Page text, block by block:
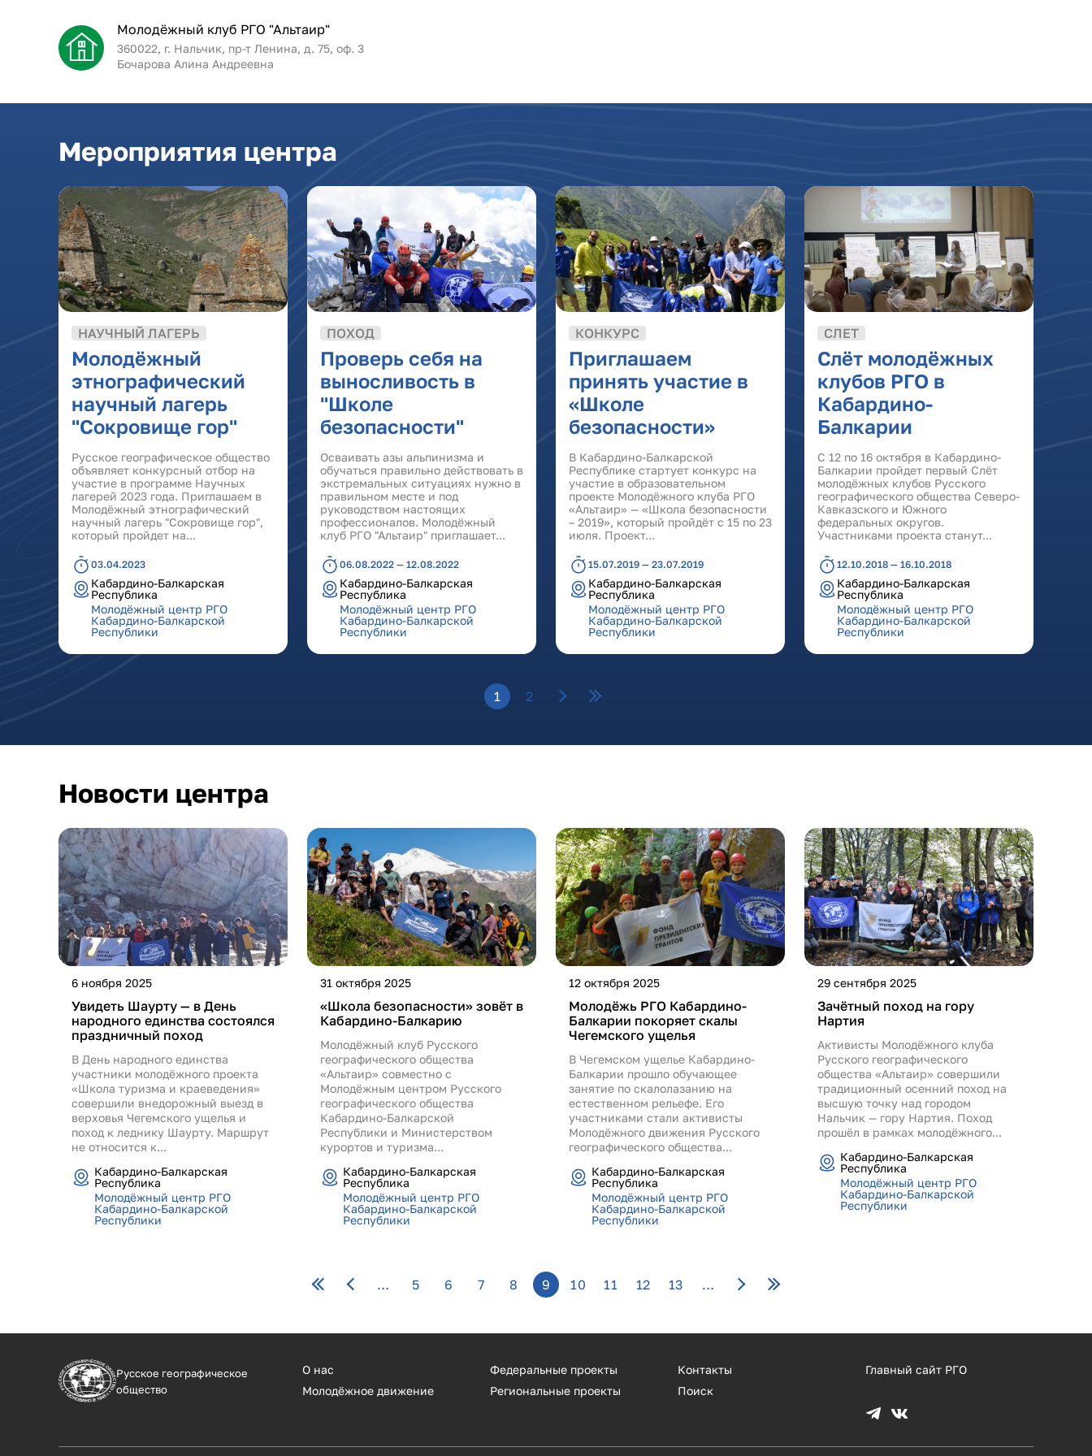
Молодёжный клуб РГО "Альтаир"
360022, г. Нальчик, пр-т Ленина, д. 75, оф. 3
Бочарова Алина Андреевна
Мероприятия центра
НАУЧНЫЙ ЛАГЕРЬ
Молодёжный
этнографический
научный лагерь
"Сокровище гор"
Русское географическое общество
объявляет конкурсный отбор на
участие в программе Научных
лагерей 2023 года. Приглашаем в
Молодёжный этнографический
научный лагерь "Сокровище гор",
который пройдет на...
03.04.2023
Кабардино-Балкарская
Республика
Молодёжный центр РГО
Кабардино-Балкарской
Республики
ПОХОД
Проверь себя на
выносливость в
"Школе
безопасности"
Осваивать азы альпинизма и
обучаться правильно действовать в
экстремальных ситуациях нужно в
правильном месте и под
руководством настоящих
профессионалов. Молодёжный
клуб РГО "Альтаир" приглашает...
06.08.2022 — 12.08.2022
Кабардино-Балкарская
Республика
Молодёжный центр РГО
Кабардино-Балкарской
Республики
КОНКУРС
Приглашаем
принять участие в
«Школе
безопасности»
В Кабардино-Балкарской
Республике стартует конкурс на
участие в образовательном
проекте Молодёжного клуба РГО
«Альтаир» — «Школа безопасности
– 2019», который пройдёт с 15 по 23
июля. Проект...
15.07.2019 — 23.07.2019
Кабардино-Балкарская
Республика
Молодёжный центр РГО
Кабардино-Балкарской
Республики
СЛЕТ
Слёт молодёжных
клубов РГО в
Кабардино-
Балкарии
С 12 по 16 октября в Кабардино-
Балкарии пройдет первый Cлёт
молодёжных клубов Русского
географического общества Северо-
Кавказского и Южного
федеральных округов.
Участниками проекта станут...
12.10.2018 — 16.10.2018
Кабардино-Балкарская
Республика
Молодёжный центр РГО
Кабардино-Балкарской
Республики
1 2
Новости центра
6 ноября 2025
Увидеть Шаурту — в День
народного единства состоялся
праздничный поход
В День народного единства
участники молодёжного проекта
«Школа туризма и краеведения»
совершили внедорожный выезд в
верховья Чегемского ущелья и
поход к леднику Шаурту. Маршрут
не относится к...
Кабардино-Балкарская
Республика
Молодёжный центр РГО
Кабардино-Балкарской
Республики
31 октября 2025
«Школа безопасности» зовёт в
Кабардино-Балкарию
Молодёжный клуб Русского
географического общества
«Альтаир» совместно с
Молодёжным центром Русского
географического общества
Кабардино-Балкарской
Республики и Министерством
курортов и туризма...
Кабардино-Балкарская
Республика
Молодёжный центр РГО
Кабардино-Балкарской
Республики
12 октября 2025
Молодёжь РГО Кабардино-
Балкарии покоряет скалы
Чегемского ущелья
В Чегемском ущелье Кабардино-
Балкарии прошло обучающее
занятие по скалолазанию на
естественном рельефе. Его
участниками стали активисты
Молодёжного движения Русского
географического общества...
Кабардино-Балкарская
Республика
Молодёжный центр РГО
Кабардино-Балкарской
Республики
29 сентября 2025
Зачётный поход на гору
Нартия
Активисты Молодёжного клуба
Русского географического
общества «Альтаир» совершили
традиционный осенний поход на
высшую точку над городом
Нальчик — гору Нартия. Поход
прошёл в рамках молодёжного...
Кабардино-Балкарская
Республика
Молодёжный центр РГО
Кабардино-Балкарской
Республики
… 5 6 7 8 9 10 11 12 13 …
Русское географическое
общество
О нас
Молодёжное движение
Федеральные проекты
Региональные проекты
Контакты
Поиск
Главный сайт РГО